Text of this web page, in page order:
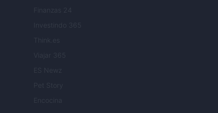
Finanzas 24
Investindo 365
Think.es
Viajar 365
ES Newz
Pet Story
Encocina